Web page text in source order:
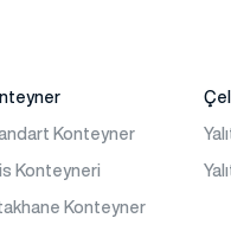
Konteyner
Konteyneri
Konteyner